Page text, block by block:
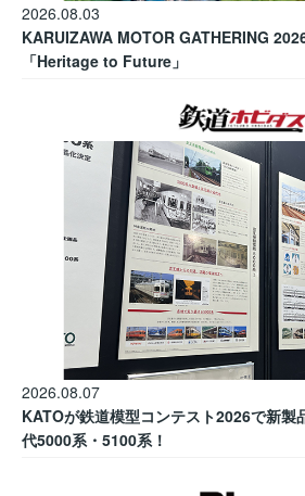
2026.08.03
KARUIZAWA MOTOR GATHERING
「Heritage to Future」
2026.08.07
KATOが鉄道模型コンテスト2026で新製
代5000系・5100系！